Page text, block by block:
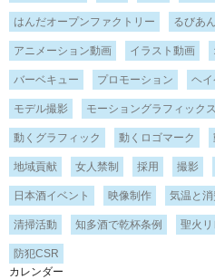
はんだオープンファクトリー るびあん
アニメーション動画 イラスト動画
バーベキュー プロモーション ヘ
モデル撮影 モーショングラフィックス
動くグラフィック 動くロゴマーク
地域貢献 女人禁制 採用 撮影
日本酒イベント 映像制作 気温と消
清掃活動 知多酒で乾杯条例 聖火リ
防犯CSR
カレンダー